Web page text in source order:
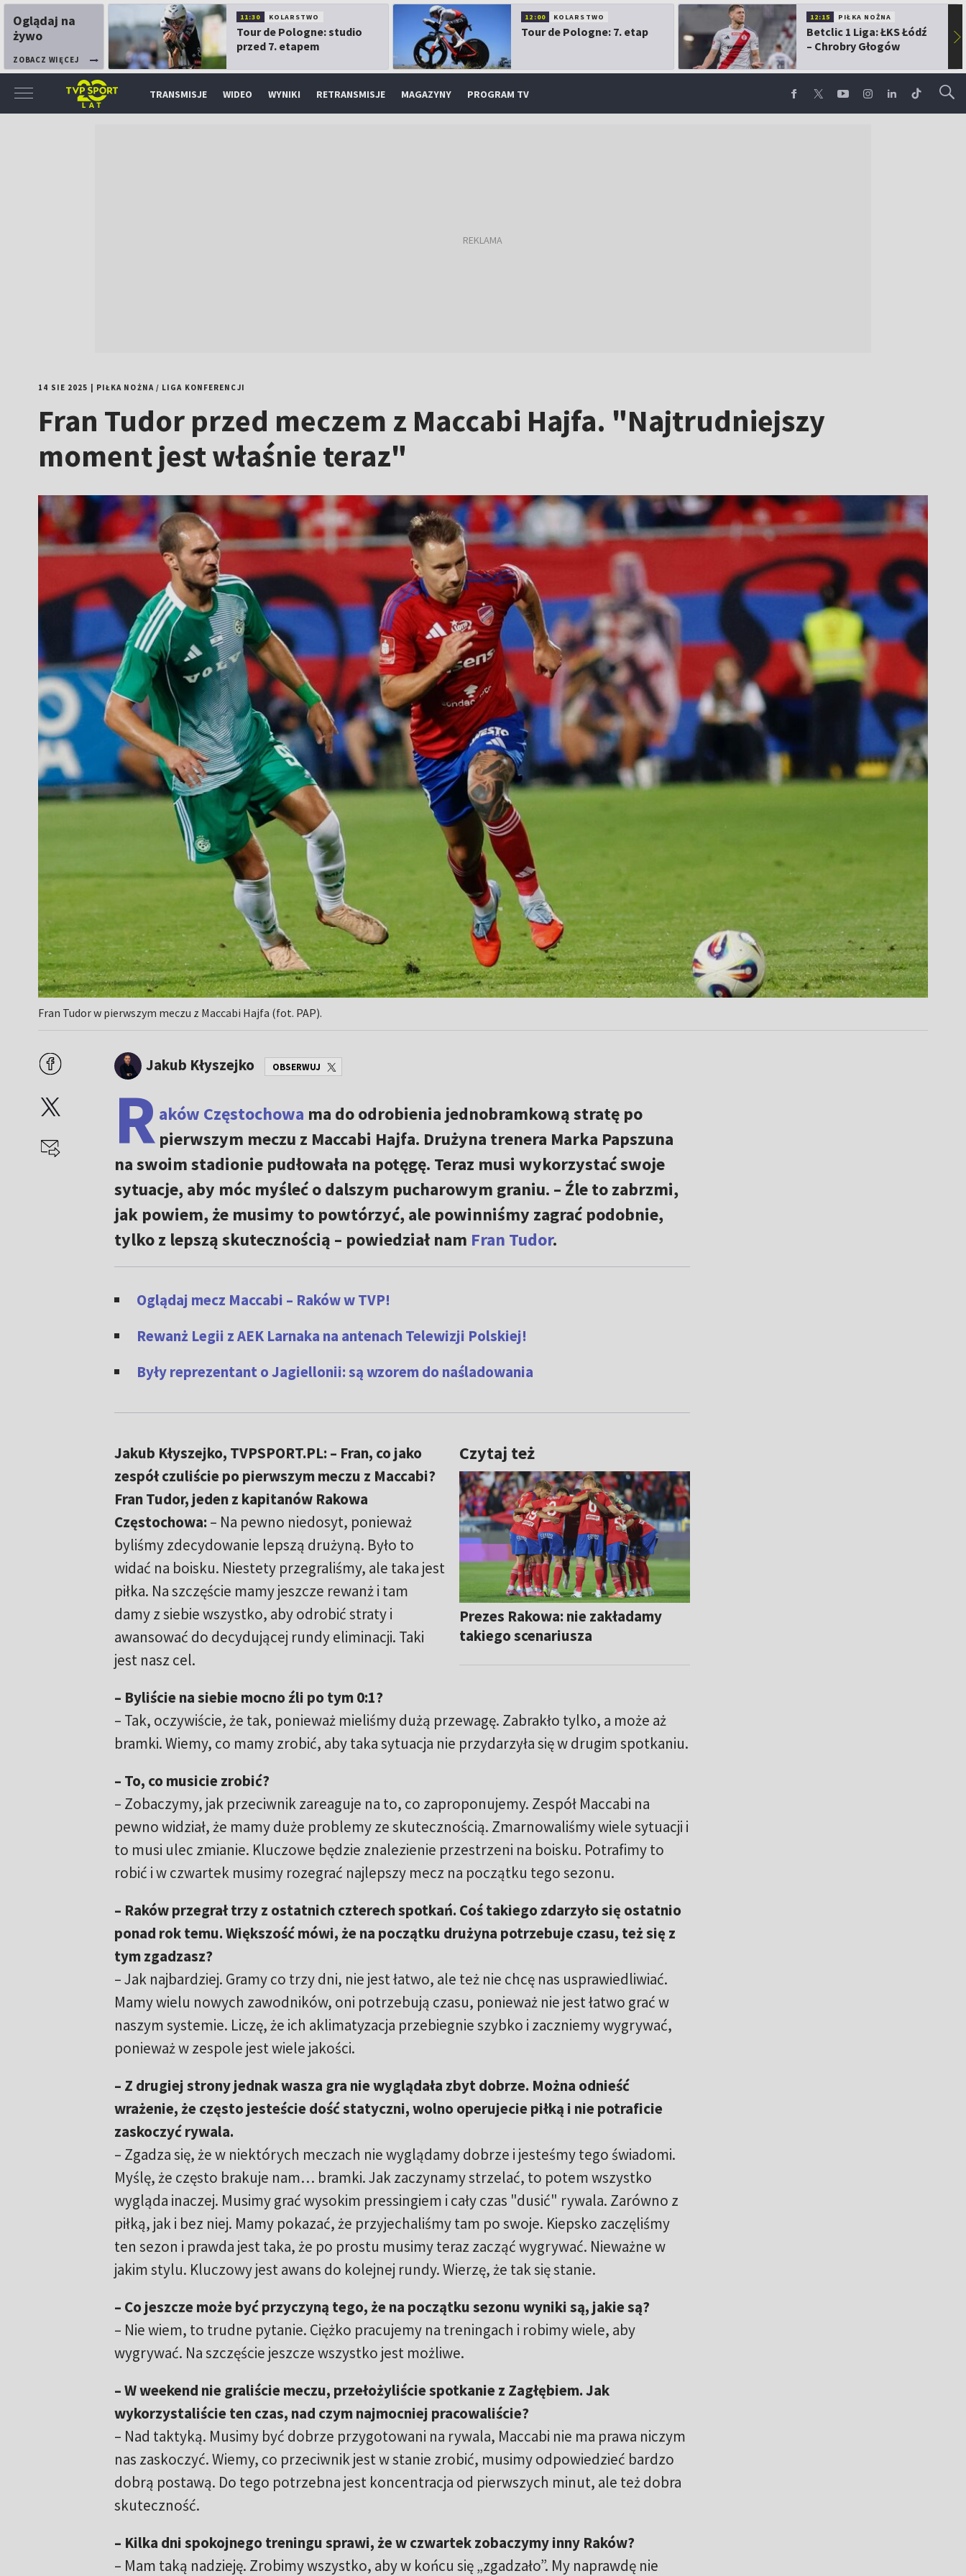
Oglądaj na
żywo
ZOBACZ WIĘCEJ
11:30 KOLARSTWO
Tour de Pologne: studio
przed 7. etapem
12:00 KOLARSTWO
Tour de Pologne: 7. etap
12:15 PIŁKA NOŻNA
Betclic 1 Liga: ŁKS Łódź
– Chrobry Głogów
▶
TRANSMISJE WIDEO WYNIKI RETRANSMISJE MAGAZYNY PROGRAM TV
14 SIE 2025 PIŁKA NOŻNA/ LIGA KONFERENCJI
Fran Tudor przed meczem z Maccabi Hajfa. "Najtrudniejszy
moment jest właśnie teraz"
Fran Tudor w pierwszym meczu z Maccabi Hajfa (fot. PAP).
Jakub Kłyszejko OBSERWUJ
Raków Częstochowa ma do odrobienia jednobramkową stratę po
pierwszym meczu z Maccabi Hajfa. Drużyna trenera Marka Papszuna
na swoim stadionie pudłowała na potęgę. Teraz musi wykorzystać swoje
sytuacje, aby móc myśleć o dalszym pucharowym graniu. – Źle to zabrzmi,
jak powiem, że musimy to powtórzyć, ale powinniśmy zagrać podobnie,
tylko z lepszą skutecznością – powiedział nam Fran Tudor.
Oglądaj mecz Maccabi – Raków w TVP!
Rewanż Legii z AEK Larnaka na antenach Telewizji Polskiej!
Były reprezentant o Jagiellonii: są wzorem do naśladowania
Czytaj też
Prezes Rakowa: nie zakładamy
takiego scenariusza
Jakub Kłyszejko, TVPSPORT.PL: – Fran, co jako
zespół czuliście po pierwszym meczu z Maccabi?
Fran Tudor, jeden z kapitanów Rakowa
Częstochowa: – Na pewno niedosyt, ponieważ
byliśmy zdecydowanie lepszą drużyną. Było to
widać na boisku. Niestety przegraliśmy, ale taka jest
piłka. Na szczęście mamy jeszcze rewanż i tam
damy z siebie wszystko, aby odrobić straty i
awansować do decydującej rundy eliminacji. Taki
jest nasz cel.
– Byliście na siebie mocno źli po tym 0:1?
– Tak, oczywiście, że tak, ponieważ mieliśmy dużą przewagę. Zabrakło tylko, a może aż
bramki. Wiemy, co mamy zrobić, aby taka sytuacja nie przydarzyła się w drugim spotkaniu.
– To, co musicie zrobić?
– Zobaczymy, jak przeciwnik zareaguje na to, co zaproponujemy. Zespół Maccabi na
pewno widział, że mamy duże problemy ze skutecznością. Zmarnowaliśmy wiele sytuacji i
to musi ulec zmianie. Kluczowe będzie znalezienie przestrzeni na boisku. Potrafimy to
robić i w czwartek musimy rozegrać najlepszy mecz na początku tego sezonu.
– Raków przegrał trzy z ostatnich czterech spotkań. Coś takiego zdarzyło się ostatnio
ponad rok temu. Większość mówi, że na początku drużyna potrzebuje czasu, też się z
tym zgadzasz?
– Jak najbardziej. Gramy co trzy dni, nie jest łatwo, ale też nie chcę nas usprawiedliwiać.
Mamy wielu nowych zawodników, oni potrzebują czasu, ponieważ nie jest łatwo grać w
naszym systemie. Liczę, że ich aklimatyzacja przebiegnie szybko i zaczniemy wygrywać,
ponieważ w zespole jest wiele jakości.
– Z drugiej strony jednak wasza gra nie wyglądała zbyt dobrze. Można odnieść
wrażenie, że często jesteście dość statyczni, wolno operujecie piłką i nie potraficie
zaskoczyć rywala.
– Zgadza się, że w niektórych meczach nie wyglądamy dobrze i jesteśmy tego świadomi.
Myślę, że często brakuje nam… bramki. Jak zaczynamy strzelać, to potem wszystko
wygląda inaczej. Musimy grać wysokim pressingiem i cały czas "dusić" rywala. Zarówno z
piłką, jak i bez niej. Mamy pokazać, że przyjechaliśmy tam po swoje. Kiepsko zaczęliśmy
ten sezon i prawda jest taka, że po prostu musimy teraz zacząć wygrywać. Nieważne w
jakim stylu. Kluczowy jest awans do kolejnej rundy. Wierzę, że tak się stanie.
– Co jeszcze może być przyczyną tego, że na początku sezonu wyniki są, jakie są?
– Nie wiem, to trudne pytanie. Ciężko pracujemy na treningach i robimy wiele, aby
wygrywać. Na szczęście jeszcze wszystko jest możliwe.
– W weekend nie graliście meczu, przełożyliście spotkanie z Zagłębiem. Jak
wykorzystaliście ten czas, nad czym najmocniej pracowaliście?
– Nad taktyką. Musimy być dobrze przygotowani na rywala, Maccabi nie ma prawa niczym
nas zaskoczyć. Wiemy, co przeciwnik jest w stanie zrobić, musimy odpowiedzieć bardzo
dobrą postawą. Do tego potrzebna jest koncentracja od pierwszych minut, ale też dobra
skuteczność.
– Kilka dni spokojnego treningu sprawi, że w czwartek zobaczymy inny Raków?
– Mam taką nadzieję. Zrobimy wszystko, aby w końcu się „zgadzało”. My naprawdę nie